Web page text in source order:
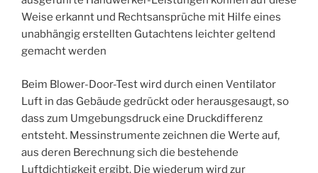
Weise erkannt und Rechtsansprüche mit Hilfe eines
unabhängig erstellten Gutachtens leichter geltend
gemacht werden
Beim Blower-Door-Test wird durch einen Ventilator
Luft in das Gebäude gedrückt oder herausgesaugt, so
dass zum Umgebungsdruck eine Druckdifferenz
entsteht. Messinstrumente zeichnen die Werte auf,
aus deren Berechnung sich die bestehende
Luftdichtigkeit ergibt. Die wiederum wird zur